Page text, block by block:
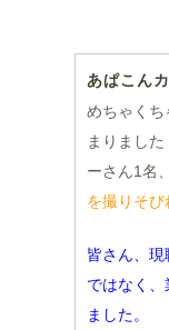
あぱこん
めちゃく
まりまし
ーさん1
を撮りそ
皆さん、
ではなく
ました。